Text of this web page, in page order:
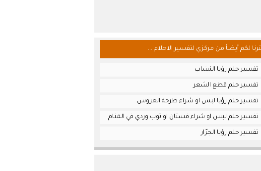
لكم أيضاً من مركزي لتفسير الاحلام ...
تفسير حلم رؤيا النشاب
تفسير حلم قطع الشعر
تفسير حلم رؤيا لبس او شراء طرحة العروس
تفسير حلم لبس او شراء فستان او ثوب وردي في المنام
تفسير حلم رؤيا الجرّار